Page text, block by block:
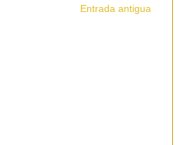
Entrada antigua